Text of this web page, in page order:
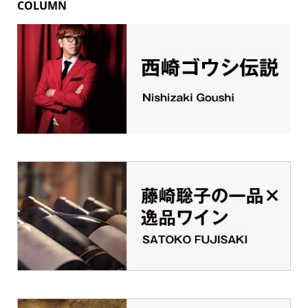
COLUMN